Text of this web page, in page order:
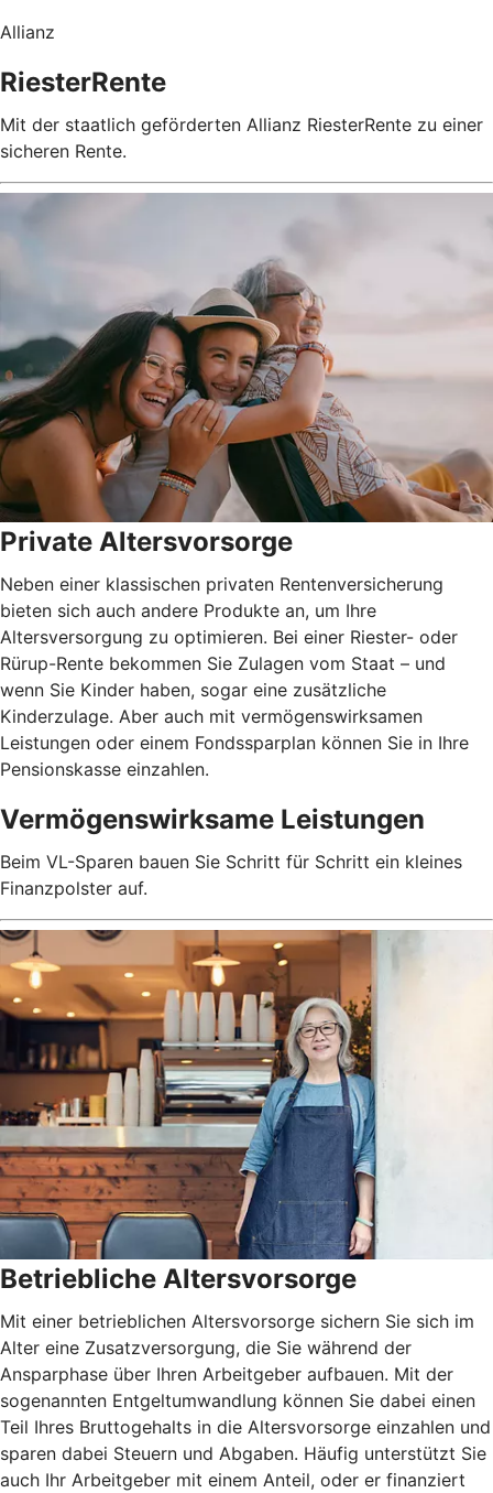
Allianz
RiesterRente
Mit der staatlich geförderten Allianz RiesterRente zu einer
sicheren Rente.
Private Altersvorsorge
Neben einer klassischen privaten Rentenversicherung
bieten sich auch andere Produkte an, um Ihre
Altersversorgung zu optimieren. Bei einer Riester- oder
Rürup-Rente bekommen Sie Zulagen vom Staat – und
wenn Sie Kinder haben, sogar eine zusätzliche
Kinderzulage. Aber auch mit vermögenswirksamen
Leistungen oder einem Fondssparplan können Sie in Ihre
Pensionskasse einzahlen.
Vermögenswirksame Leistungen
Beim VL-Sparen bauen Sie Schritt für Schritt ein kleines
Finanzpolster auf.
Betriebliche Altersvorsorge
Mit einer betrieblichen Altersvorsorge sichern Sie sich im
Alter eine Zusatzversorgung, die Sie während der
Ansparphase über Ihren Arbeitgeber aufbauen. Mit der
sogenannten Entgeltumwandlung können Sie dabei einen
Teil Ihres Bruttogehalts in die Altersvorsorge einzahlen und
sparen dabei Steuern und Abgaben. Häufig unterstützt Sie
auch Ihr Arbeitgeber mit einem Anteil, oder er finanziert